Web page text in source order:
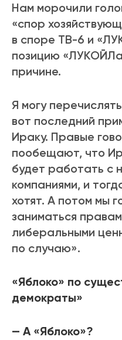
Нам морочили
«спор
в споре ТВ-6 и
позицию
причине.
Я могу
вот последний
Ираку. Правые
пообещают, что
будет работать с
компаниями, и
хотят. А потом мы
заниматься
либеральными
по случаю».
«Яблоко» по
демократы»
— А «Яблоко»?